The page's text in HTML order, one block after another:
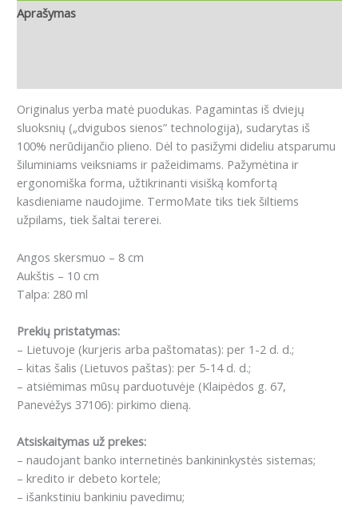
Aprašymas
Originalus yerba matė puodukas. Pagamintas iš dviejų
sluoksnių („dvigubos sienos” technologija), sudarytas iš
100% nerūdijančio plieno. Dėl to pasižymi dideliu atsparumu
šiluminiams veiksniams ir pažeidimams. Pažymėtina ir
ergonomiška forma, užtikrinanti visišką komfortą
kasdieniame naudojime. TermoMate tiks tiek šiltiems
užpilams, tiek šaltai tererei.
Angos skersmuo – 8 cm
Aukštis – 10 cm
Talpa: 280 ml
Prekių pristatymas:
– Lietuvoje (kurjeris arba paštomatas): per 1-2 d. d.;
– kitas šalis (Lietuvos paštas): per 5-14 d. d.;
– atsiėmimas mūsų parduotuvėje (Klaipėdos g. 67,
Panevėžys 37106): pirkimo dieną.
Atsiskaitymas už prekes:
– naudojant banko internetinės bankininkystės sistemas;
– kredito ir debeto kortele;
– išankstiniu bankiniu pavedimu;